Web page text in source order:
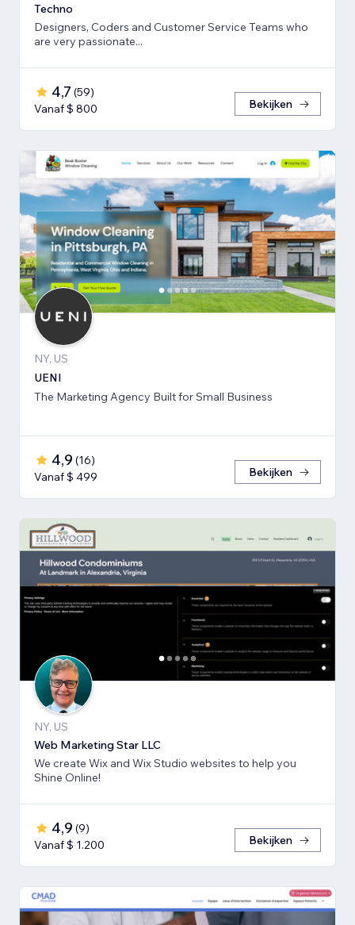
Techno
Designers, Coders and Customer Service Teams who
are very passionate...
4,7 (59)
Vanaf $ 800
Bekijken
NY, US
UENI
The Marketing Agency Built for Small Business
4,9 (16)
Vanaf $ 499
Bekijken
NY, US
Web Marketing Star LLC
We create Wix and Wix Studio websites to help you
Shine Online!
4,9 (9)
Vanaf $ 1.200
Bekijken